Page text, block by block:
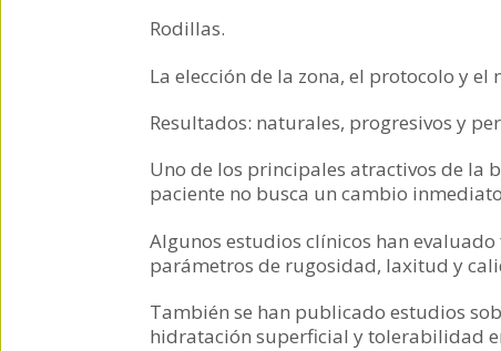
Rodillas.
La elección de la zona, el protocolo y
Resultados: naturales, progresivos y
Uno de los principales atractivos de la
paciente no busca un cambio
Algunos estudios clínicos han
parámetros de rugosidad, laxitud y
También se han publicado estudios
hidratación superficial y tolerabilidad